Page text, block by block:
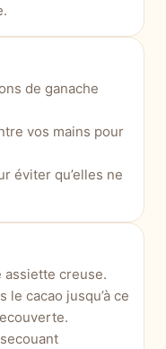
de ganache
vos mains pour
éviter qu’elles ne
assiette creuse.
le cacao jusqu’à ce